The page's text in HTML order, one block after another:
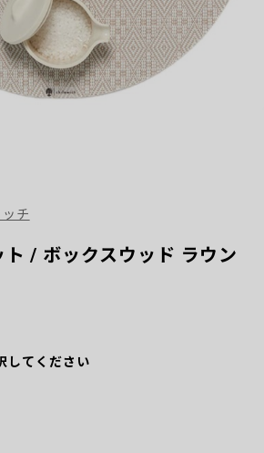
チ
/ ボックスウッド ラウン
してください